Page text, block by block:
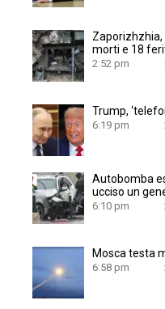
Zaporizhzhia,
morti e 18
2:52 pm
Trump,
6:19 pm
Autobomba
ucciso un
6:10 pm
Mosca testa
6:58 pm